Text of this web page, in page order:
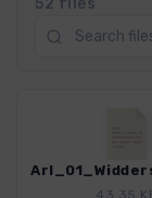
52 files
43.35